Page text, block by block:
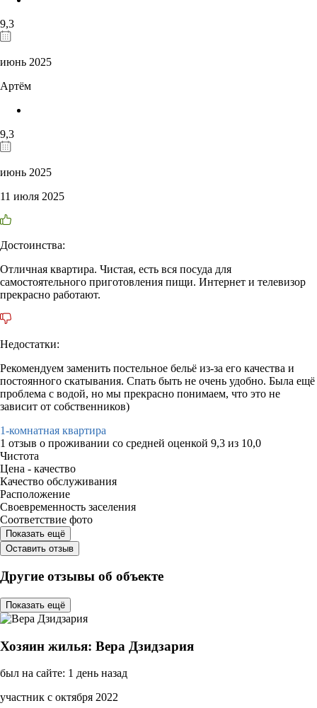
9,3
июнь 2025
Артём
9,3
июнь 2025
11 июля 2025
Достоинства:
Отличная квартира. Чистая, есть вся посуда для
самостоятельного приготовления пищи. Интернет и телевизор
прекрасно работают.
Недостатки:
Рекомендуем заменить постельное бельё из-за его качества и
постоянного скатывания. Спать быть не очень удобно. Была ещё
проблема с водой, но мы прекрасно понимаем, что это не
зависит от собственников)
1-комнатная квартира
1 отзыв о проживании со средней оценкой 9,3 из 10,0
Чистота
Цена - качество
Качество обслуживания
Расположение
Своевременность заселения
Соответствие фото
Показать ещё
Оставить отзыв
Другие отзывы об объекте
Показать ещё
Хозяин жилья: Вера Дзидзария
был на сайте: 1 день назад
участник с октября 2022